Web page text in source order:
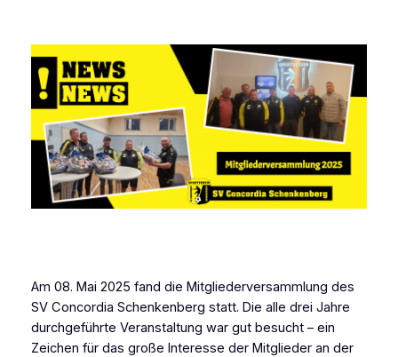
Am 08. Mai 2025 fand die Mitgliederversammlung des
SV Concordia Schenkenberg statt. Die alle drei Jahre
durchgeführte Veranstaltung war gut besucht – ein
Zeichen für das große Interesse der Mitglieder an der